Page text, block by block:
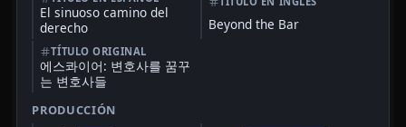
El sinuoso camino del
derecho
Beyond the Bar
TÍTULO ORIGINAL
에스콰이어: 변호사를 꿈꾸
는 변호사들
PRODUCCIÓN